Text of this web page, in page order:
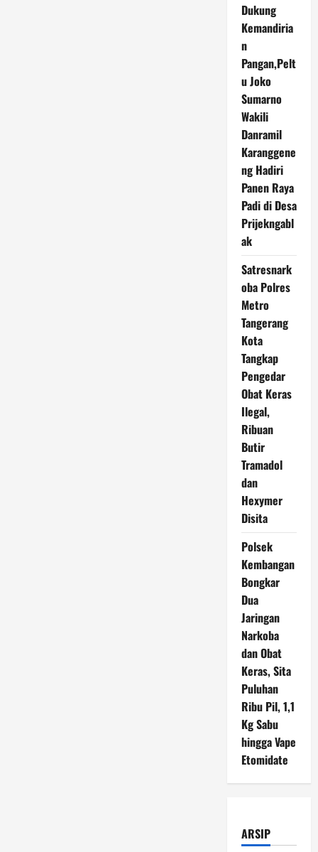
Dukung
Kemandiria
n
Pangan,Pelt
u Joko
Sumarno
Wakili
Danramil
Karanggene
ng Hadiri
Panen Raya
Padi di Desa
Prijekngabl
ak
Satresnark
oba Polres
Metro
Tangerang
Kota
Tangkap
Pengedar
Obat Keras
Ilegal,
Ribuan
Butir
Tramadol
dan
Hexymer
Disita
Polsek
Kembangan
Bongkar
Dua
Jaringan
Narkoba
dan Obat
Keras, Sita
Puluhan
Ribu Pil, 1,1
Kg Sabu
hingga Vape
Etomidate
ARSIP